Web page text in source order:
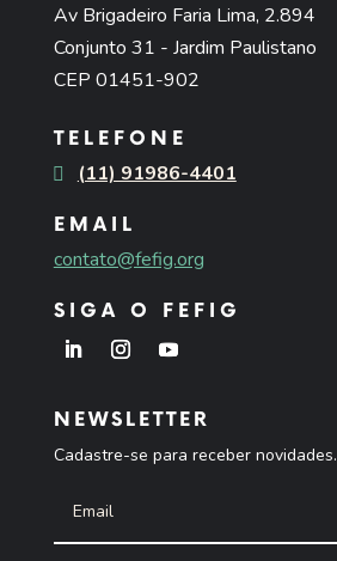
Av Brigadeiro Faria Lima, 2.894
Conjunto 31 - Jardim Paulistano
CEP 01451-902
TELEFONE
(11) 91986-4401
EMAIL
contato@fefig.org
SIGA O FEFIG
NEWSLETTER
Cadastre-se para receber novidades.